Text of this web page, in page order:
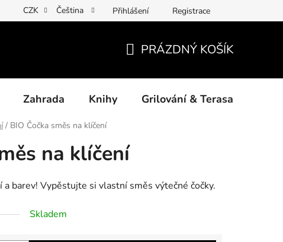
osobních údajů Povinné informace a odkazy ÚKZÚZ
CZK Čeština Přihlášení Registrace
KOŠÍK
PRÁZDNÝ KOŠÍK
Zahrada Knihy Grilování & Terasa
/ BIO Čočka směs na klíčení
na klíčení
barev! Vypěstujte si vlastní směs výtečné čočky.
Skladem